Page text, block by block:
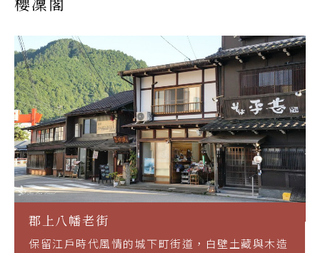
郡上八幡老街
保留江戶時代風情的城下町街道，白壁土藏與木造